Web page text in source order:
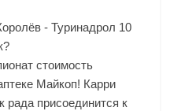
- Туринадрол 10
стоимость
Майкоп! Карри
рада присоединится к